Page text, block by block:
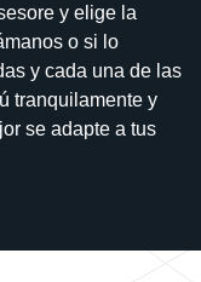
y elige la
o si lo
y cada una de las
tranquilamente y
se adapte a tus